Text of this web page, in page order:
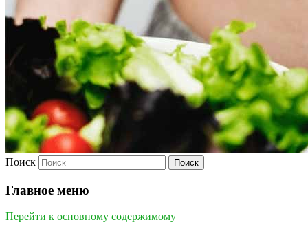
Поиск
Главное меню
Перейти к основному содержимому